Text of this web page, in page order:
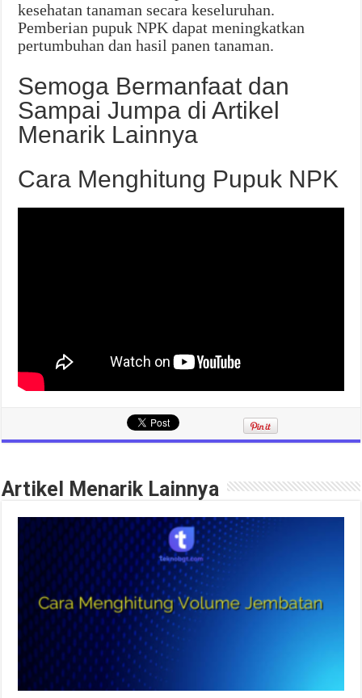
kesehatan tanaman secara keseluruhan.
Pemberian pupuk NPK dapat meningkatkan
pertumbuhan dan hasil panen tanaman.
Semoga Bermanfaat dan
Sampai Jumpa di Artikel
Menarik Lainnya
Cara Menghitung Pupuk NPK
Artikel Menarik Lainnya